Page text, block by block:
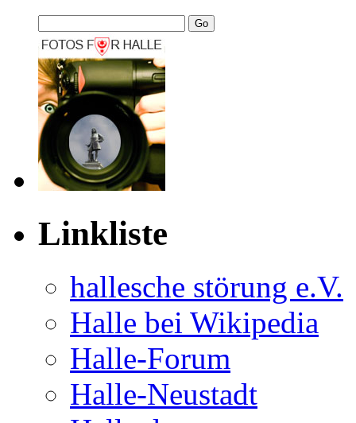
Linkliste
hal­le­sche stö­rung e.V.
Halle bei Wikipedia
Halle-Forum
Halle-Neustadt